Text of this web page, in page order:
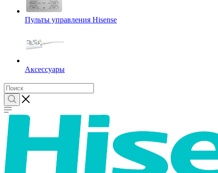
Пульты управления Hisense
Аксессуары